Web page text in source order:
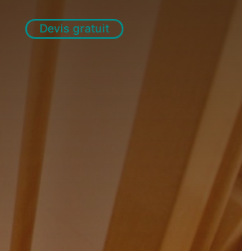
Devis gratuit